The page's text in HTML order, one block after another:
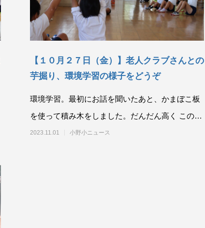
【１０月２７日（金）】老人クラブさんとの
芋掘り、環境学習の様子をどうぞ
環境学習。最初にお話を聞いたあと、かまぼこ板
を使って積み木をしました。だんだん高く このく
ずす時も楽しい
2023.11.01 小野小ニュース